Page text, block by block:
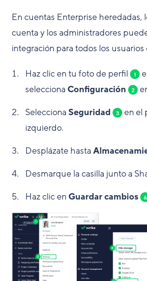
En cuentas Enterprise heredadas,
cuenta y los administradores
integración para todos los usuarios
Haz clic en tu foto de perfil 1
selecciona Configuración 2
Selecciona Seguridad 3
en el
izquierdo.
Desplázate hasta
Desmarque la casilla junto a
Haz clic en Guardar cambios 6